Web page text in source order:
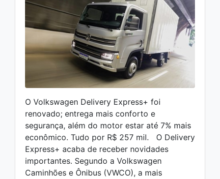
O Volkswagen Delivery Express+ foi
renovado; entrega mais conforto e
segurança, além do motor estar até 7% mais
econômico. Tudo por R$ 257 mil. O Delivery
Express+ acaba de receber novidades
importantes. Segundo a Volkswagen
Caminhões e Ônibus (VWCO), a mais